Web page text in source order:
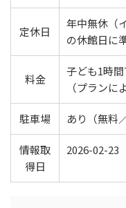
定休日
年中無休（
の休館日に
料金
子ども1時
（プランに
駐車場 あり（無料
情報取
得日
2026-02-23